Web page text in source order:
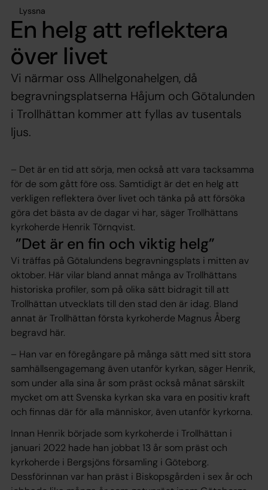
Lyssna
En helg att reflektera
över livet
Vi närmar oss Allhelgonahelgen, då
begravningsplatserna Håjum och Götalunden
i Trollhättan kommer att fyllas av tusentals
ljus.
– Det är en tid att sörja, men också att vara tacksamma
för de som gått före oss. Samtidigt är det en helg att
verkligen reflektera över livet och tänka på att försöka
göra det bästa av de dagar vi har, säger Trollhättans
kyrkoherde Henrik Törnqvist.
Det är en fin och viktig helg
Vi träffas på Götalundens begravningsplats i mitten av
oktober. Här vilar bland annat många av Trollhättans
historiska profiler, som på olika sätt bidragit till att
Trollhättan utvecklats till den stad den är idag. Bland
annat är Trollhättan första kyrkoherde Magnus Åberg
begravd här.
– Han var en föregångare på många sätt med sitt stora
samhällsengagemang även utanför kyrkan, säger Henrik,
som under alla sina år som präst också månat särskilt
mycket om att Svenska kyrkan ska vara en positiv kraft
och finnas där för alla människor, även utanför kyrkorna.
Innan Henrik började som kyrkoherde i Trollhättan i
januari 2022 hade han jobbat 13 år som präst och
kyrkoherde i Bergsjöns församling i Göteborg.
Dessförinnan var han präst i Biskopsgården i sex år och